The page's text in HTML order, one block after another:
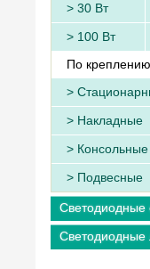
30 Вт
100 Вт
По
Накладные
Консольные
Подвесные
Светодиодные